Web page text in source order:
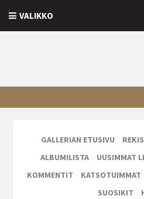
VALIKKO
GALLERIAN ETUSIVU
ALBUMILISTA
UUSIMMAT
KOMMENTIT
KATSOTUIMMAT
SUOSIKIT